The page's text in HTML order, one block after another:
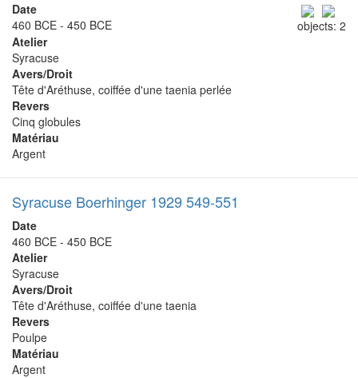
objects: 2
Date
460 BCE - 450 BCE
Atelier
Syracuse
Avers/Droit
Tête d'Aréthuse, coiffée d'une taenia perlée
Revers
Cinq globules
Matériau
Argent
Syracuse Boerhinger 1929 549-551
Date
460 BCE - 450 BCE
Atelier
Syracuse
Avers/Droit
Tête d'Aréthuse, coiffée d'une taenia
Revers
Poulpe
Matériau
Argent